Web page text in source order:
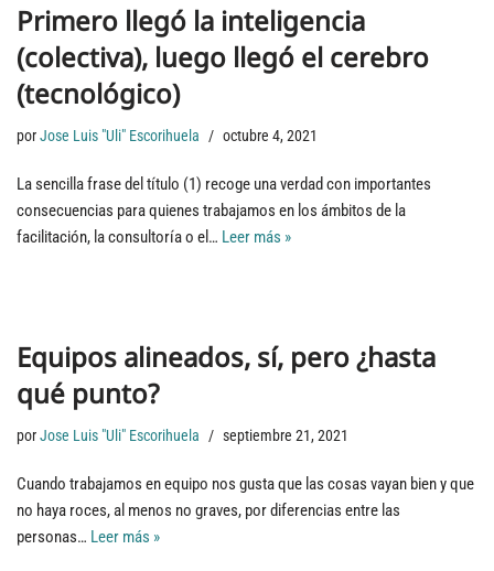
Primero llegó la inteligencia
(colectiva), luego llegó el cerebro
(tecnológico)
porJose Luis "Uli" Escorihuela octubre 4, 2021
La sencilla frase del título (1) recoge una verdad con importantes
consecuencias para quienes trabajamos en los ámbitos de la
facilitación, la consultoría o el… Leer más »
Equipos alineados, sí, pero ¿hasta
qué punto?
porJose Luis "Uli" Escorihuela septiembre 21, 2021
Cuando trabajamos en equipo nos gusta que las cosas vayan bien y que
no haya roces, al menos no graves, por diferencias entre las
personas… Leer más »